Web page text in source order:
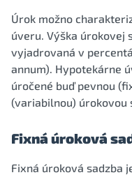
Úrok možno
úveru. Výška úrokovej
vyjadrovaná v
annum). Hypotekárne
úročené buď pevnou
(variabilnou) úrokovou
Fixná úroková
Fixná úroková sadzba